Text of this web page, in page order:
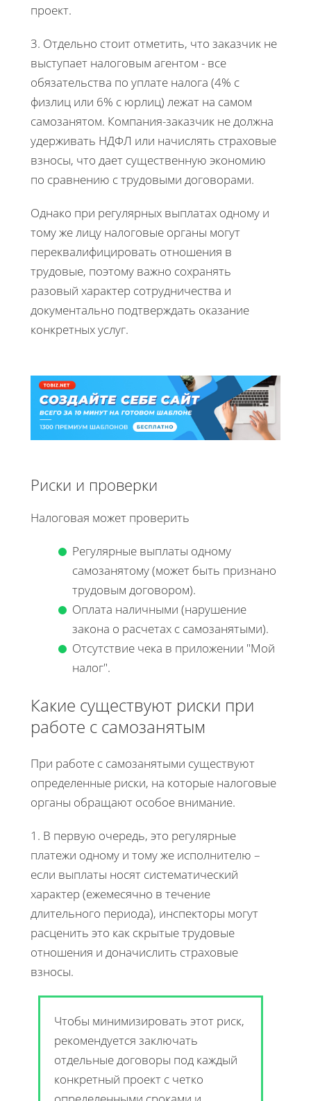
проект.
3. Отдельно стоит отметить, что заказчик не
выступает налоговым агентом - все
обязательства по уплате налога (4% с
физлиц или 6% с юрлиц) лежат на самом
самозанятом. Компания-заказчик не должна
удерживать НДФЛ или начислять страховые
взносы, что дает существенную экономию
по сравнению с трудовыми договорами.
Однако при регулярных выплатах одному и
тому же лицу налоговые органы могут
переквалифицировать отношения в
трудовые, поэтому важно сохранять
разовый характер сотрудничества и
документально подтверждать оказание
конкретных услуг.
Риски и проверки
Налоговая может проверить
Регулярные выплаты одному
самозанятому (может быть признано
трудовым договором).
Оплата наличными (нарушение
закона о расчетах с самозанятыми).
Отсутствие чека в приложении "Мой
налог".
Какие существуют риски при
работе с самозанятым
При работе с самозанятыми существуют
определенные риски, на которые налоговые
органы обращают особое внимание.
1. В первую очередь, это регулярные
платежи одному и тому же исполнителю –
если выплаты носят систематический
характер (ежемесячно в течение
длительного периода), инспекторы могут
расценить это как скрытые трудовые
отношения и доначислить страховые
взносы.
Чтобы минимизировать этот риск,
рекомендуется заключать
отдельные договоры под каждый
конкретный проект с четко